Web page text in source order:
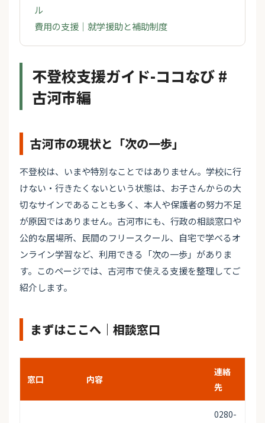
ル
費用の支援｜就学援助と補助制度
不登校支援ガイド-ココなび #
古河市編
古河市の現状と「次の一歩」
不登校は、いまや特別なことではありません。学校に行
けない・行きたくないという状態は、お子さんからの大
切なサインであることも多く、本人や保護者の努力不足
が原因ではありません。古河市にも、行政の相談窓口や
公的な居場所、民間のフリースクール、自宅で学べるオ
ンライン学習など、利用できる「次の一歩」がありま
す。このページでは、古河市で使える支援を整理してご
紹介します。
まずはここへ｜相談窓口
窓口 内容
連絡
先
0280-